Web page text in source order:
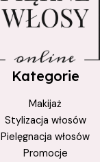
Kategorie
Makijaż
Stylizacja włosów
Pielęgnacja włosów
Promocje